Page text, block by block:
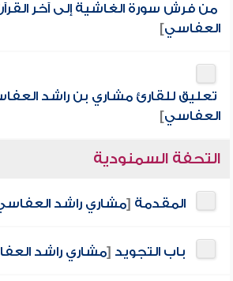
من فرش سورة الغاشية إلى آخر
العفاسي]
تعليق للقارئ مشاري بن راشد
العفاسي]
التحفة السمنودية
المقدمة [مشاري راشد
باب التجويد [مشاري راشد